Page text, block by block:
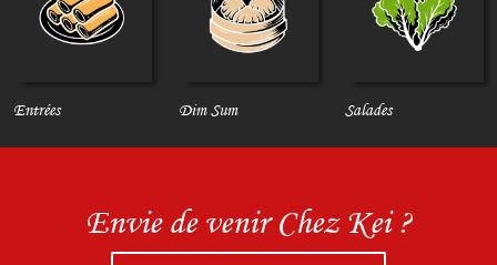
Entrées Dim Sum Salades
Envie de venir Chez Kei ?